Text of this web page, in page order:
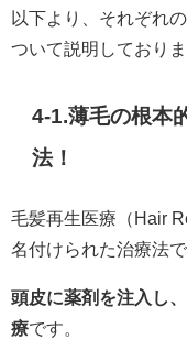
以下より、それぞれ
ついて説明しておりま
4-1.薄毛の根本
法！
毛髪再生医療（Hair
名付けられた治療法
頭皮に薬剤を注入し
療です。